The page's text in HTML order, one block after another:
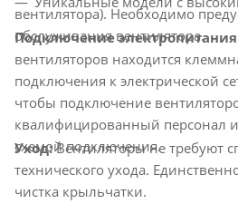
вентилятора). Необходимо
обслуживания вентилятора.
Подключение
вентиляторов находится
подключения к электрической
чтобы подключение
квалифицированный персонал и
схемой подключения.
Уход:Вентиляторы не требуют
технического ухода.
чистка крыльчатки.